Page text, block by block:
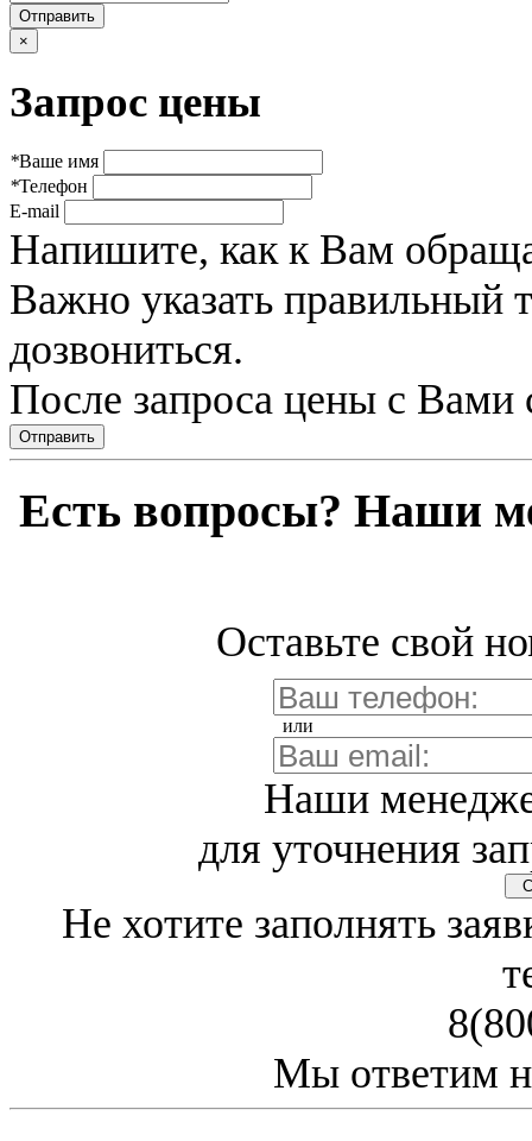
×
Запрос цены
*Ваше имя
*Телефон
E-mail
Напишите, как к Вам
Важно указать
дозвониться.
После запроса цены с Вами
Отправить
Есть вопросы? Наши
Оставьте свой
или
Наши
для уточнения
Не хотите заполнять
Мы ответим